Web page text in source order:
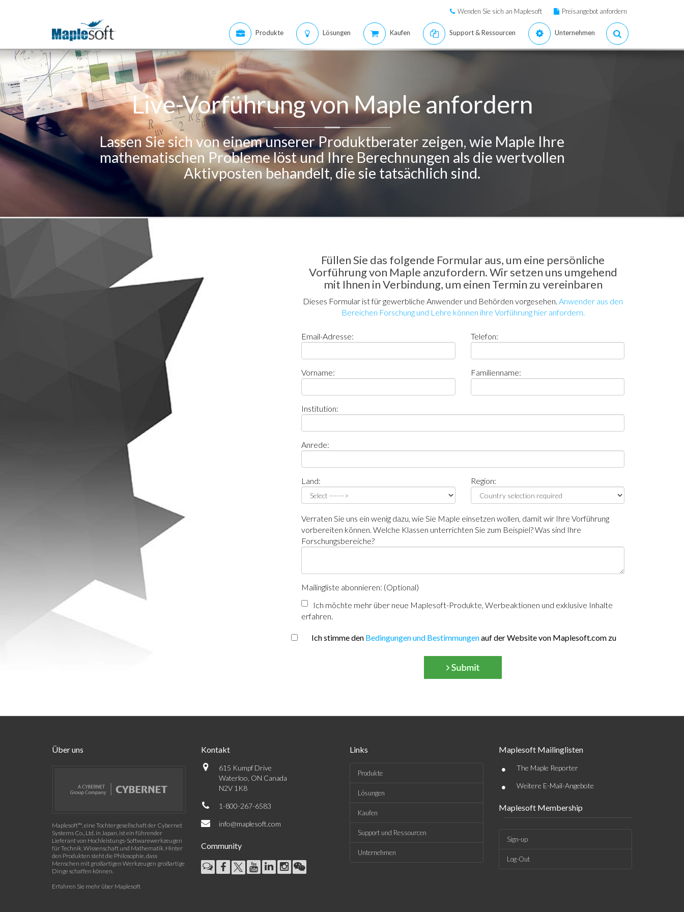
Wenden Sie sich an Maplesoft Preisangebot anfordern
Produkte Lösungen Kaufen Support & Ressourcen Unternehmen
Live-Vorführung von Maple anfordern
Lassen Sie sich von einem unserer Produktberater zeigen, wie Maple Ihre
mathematischen Probleme löst und Ihre Berechnungen als die wertvollen
Aktivposten behandelt, die sie tatsächlich sind.
Füllen Sie das folgende Formular aus, um eine persönliche
Vorführung von Maple anzufordern. Wir setzen uns umgehend
mit Ihnen in Verbindung, um einen Termin zu vereinbaren
Dieses Formular ist für gewerbliche Anwender und Behörden vorgesehen. Anwender aus den
Bereichen Forschung und Lehre können ihre Vorführung hier anfordern.
Email-Adresse: Telefon:
Vorname: Familienname:
Institution:
Anrede:
Land: Region:
Verraten Sie uns ein wenig dazu, wie Sie Maple einsetzen wollen, damit wir Ihre Vorführung
vorbereiten können. Welche Klassen unterrichten Sie zum Beispiel? Was sind Ihre
Forschungsbereiche?
Mailingliste abonnieren: (Optional)
Ich möchte mehr über neue Maplesoft-Produkte, Werbeaktionen und exklusive Inhalte
erfahren.
Ich stimme den Bedingungen und Bestimmungenauf der Website von Maplesoft.com zu
Über uns
Maplesoft™, eine Tochtergesellschaft der Cybernet
Systems Co., Ltd. in Japan, ist ein führender
Lieferant von Hochleistungs-Softwarewerkzeugen
für Technik, Wissenschaft und Mathematik. Hinter
den Produkten steht die Philosophie, dass
Menschen mit großartigen Werkzeugen großartige
Dinge schaffen können.
Erfahren Sie mehr über Maplesoft
Kontakt
615 Kumpf Drive
Waterloo, ON Canada
N2V 1K8
1-800-267-6583
info@maplesoft.com
Community
Links
Produkte
Lösungen
Kaufen
Support und Ressourcen
Unternehmen
Maplesoft Mailinglisten
• The Maple Reporter
• Weitere E-Mail-Angebote
Maplesoft Membership
Sign-up
Log-Out